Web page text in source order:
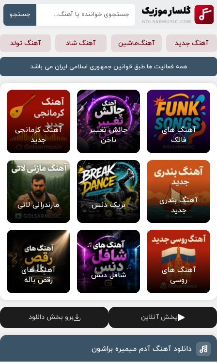
جستجو
آهنگ جدید آهنگ‌ماشین آهنگ شاد آهنگ تولد
همه فعالیت ها طبق قوانین جمهوری اسلامی ایران می باشد
آهنگ های
فانک
چالش تغییر
ناخن
آهنگ کرمانجی
جدید
آهنگ بندری
جدید
بریک دنس مازندرانی لاتی
آهنگ های
روسی
شافل دنس
آهنگ های
رقص باله
پخش آنلاین برو بخش دانلود
دانلود آهنگ آدم میمیره براشون